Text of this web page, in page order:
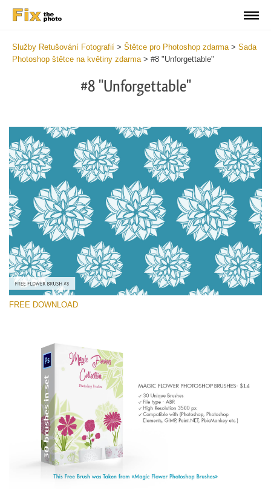
Služby Retušování Fotografií > Štětce pro Photoshop zdarma> Sada
Photoshop štětce na květiny zdarma> #8 "Unforgettable"
#8 "Unforgettable"
Prosím vyberte
Free Ps Brush #8
Magic Flowers
(30 Ps Brushes)
Stažení zdarma
FREE DOWNLOAD